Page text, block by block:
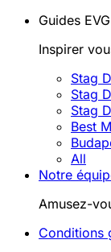
Guides EVG
Inspirer
Stag
Stag
Stag
Best
All
Notre
Amusez-
Conditions